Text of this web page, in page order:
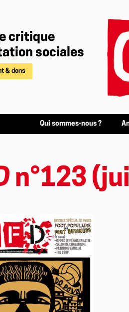
critique
sociales
& dons
Qui sommes-nous ?
n°123